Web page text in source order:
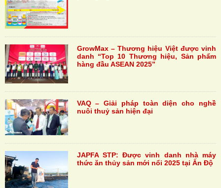
GrowMax – Thương hiệu Việt được vinh
danh “Top 10 Thương hiệu, Sản phẩm
hàng đầu ASEAN 2025”
VAQ – Giải pháp toàn diện cho nghề
nuôi thuỷ sản hiện đại
JAPFA STP: Được vinh danh nhà máy
thức ăn thủy sản mới nổi 2025 tại Ấn Độ